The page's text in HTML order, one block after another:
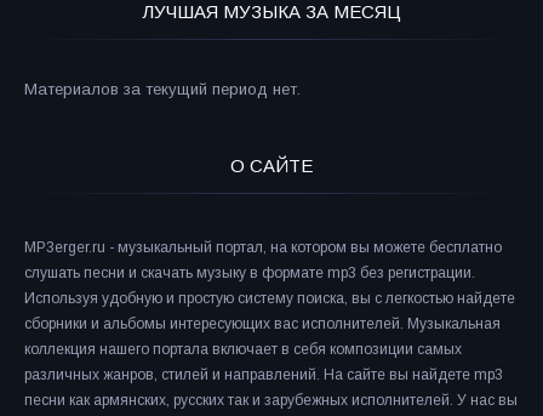
ЛУЧШАЯ МУЗЫКА ЗА МЕСЯЦ
Материалов за текущий период нет.
О САЙТЕ
MP3erger.ru - музыкальный портал, на котором вы можете бесплатно
слушать песни и скачать музыку в формате mp3 без регистрации.
Используя удобную и простую систему поиска, вы с легкостью найдете
сборники и альбомы интересующих вас исполнителей. Музыкальная
коллекция нашего портала включает в себя композиции самых
различных жанров, стилей и направлений. На сайте вы найдете mp3
песни как армянских, русских так и зарубежных исполнителей. У нас вы